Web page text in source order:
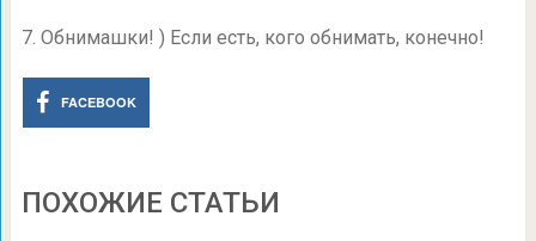
7. Обнимашки! ) Если есть, кого обнимать, конечно!
FACEBOOK
ПОХОЖИЕ СТАТЬИ